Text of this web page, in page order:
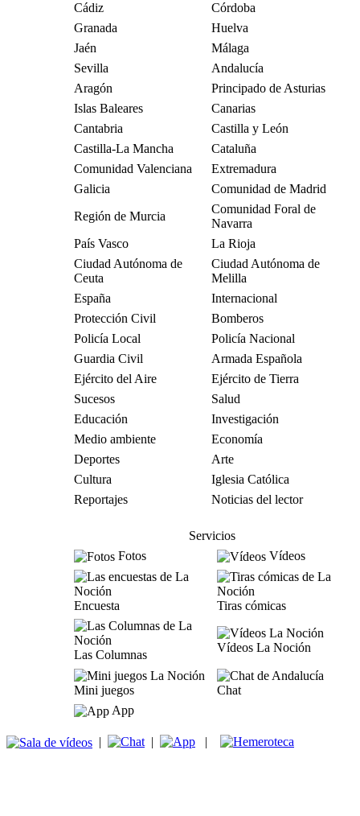
Cádiz
Córdoba
Granada
Huelva
Jaén
Málaga
Sevilla
Andalucía
Aragón
Principado de Asturias
Islas Baleares
Canarias
Cantabria
Castilla y León
Castilla-La Mancha
Cataluña
Comunidad Valenciana
Extremadura
Galicia
Comunidad de Madrid
Región de Murcia
Comunidad Foral de
Navarra
País Vasco
La Rioja
Ciudad Autónoma de
Ceuta
Ciudad Autónoma de
Melilla
España
Internacional
Protección Civil
Bomberos
Policía Local
Policía Nacional
Guardia Civil
Armada Española
Ejército del Aire
Ejército de Tierra
Sucesos
Salud
Educación
Investigación
Medio ambiente
Economía
Deportes
Arte
Cultura
Iglesia Católica
Reportajes
Noticias del lector
Servicios
Fotos
Vídeos
Encuesta Tiras cómicas
Las Columnas
Vídeos La Noción
Mini juegos
Chat
App
| | |